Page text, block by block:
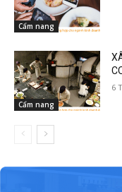
Cẩm nang
Cẩm nang
6